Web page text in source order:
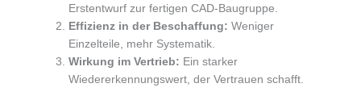
Erstentwurf zur fertigen CAD-Baugruppe.
Effizienz in der Beschaffung: Weniger
Einzelteile, mehr Systematik.
Wirkung im Vertrieb: Ein starker
Wiedererkennungswert, der Vertrauen schafft.